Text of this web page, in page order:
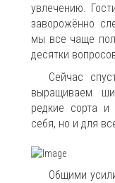
увлечению.
заворожённо
мы все чаще
десятки
Сейчас
выращиваем
редкие сорта и
себя, но и для
Общими